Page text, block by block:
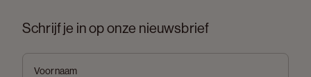
Schrijf je in op onze nieuwsbrief
Voornaam